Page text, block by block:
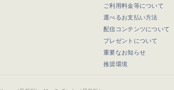
ご利用料金等について
選べるお支払い方法
配信コンテンツについて
プレゼントについて
重要なお知らせ
推奨環境